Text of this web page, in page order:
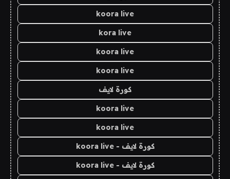
koora live
kora live
koora live
koora live
كورة لايف
koora live
koora live
كورة لايف - koora live
كورة لايف - koora live